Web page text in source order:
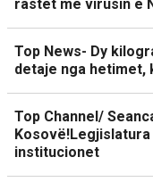
rastet me virusin e
Top News- Dy
detaje nga hetimet,
Top Channel/
institucionet